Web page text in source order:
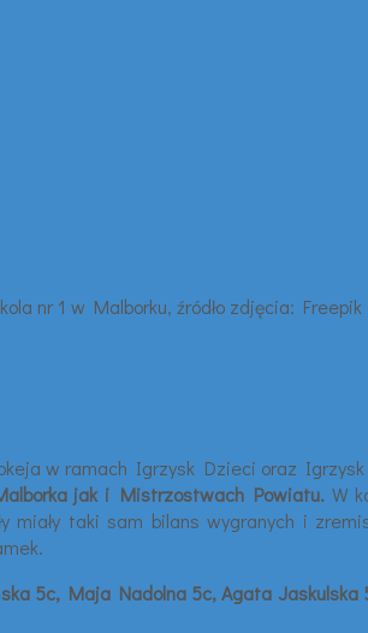
w ramach Igrzysk Dzieci oraz
jak i Mistrzostwach Powiatu. W
miały taki sam bilans wygranych i
5c, Maja Nadolna 5c, Agata